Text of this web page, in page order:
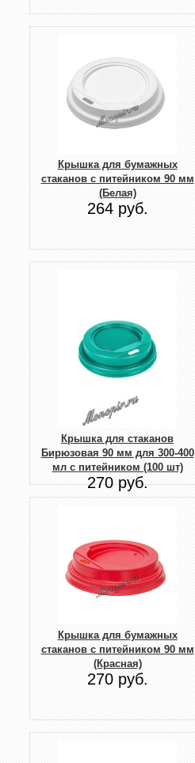
Крышка для бумажных
стаканов с питейником 90 мм
(Белая)
264 руб.
Крышка для стаканов
Бирюзовая 90 мм для 300-400
мл с питейником (100 шт)
270 руб.
Крышка для бумажных
стаканов с питейником 90 мм
(Красная)
270 руб.